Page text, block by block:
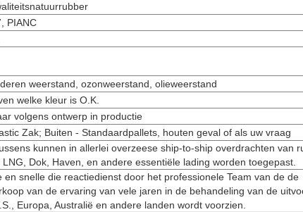
PIANC
weerstand, ozonweerstand, olieweerstand
welke kleur is O.K.
volgens ontwerp in productie
Zak; Buiten - Standaardpallets, houten geval of als uw vraag
kunnen in allerlei overzeese ship-to-ship overdrachten van
LNG, Dok, Haven, en andere essentiële lading worden toegepast.
en snelle die reactiedienst door het professionele Team van de de
van de ervaring van vele jaren in de behandeling van de
Europa, Australië en andere landen wordt voorzien.